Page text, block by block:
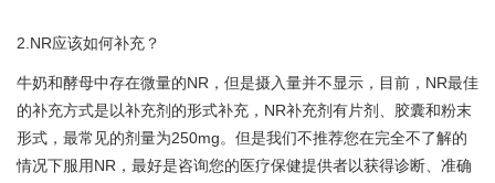
2.NR应该如何补充？
牛奶和酵母中存在微量的NR，但是摄入量并不显示，目前，NR最佳
的补充方式是以补充剂的形式补充，NR补充剂有片剂、胶囊和粉末
形式，最常见的剂量为250mg。但是我们不推荐您在完全不了解的
情况下服用NR，最好是咨询您的医疗保健提供者以获得诊断、准确